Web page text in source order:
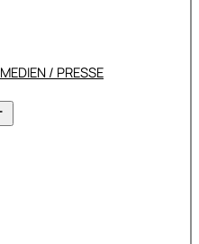
/ PRESSE
öffnen